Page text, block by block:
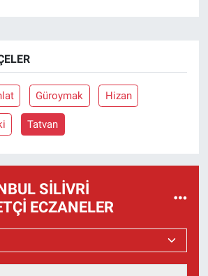
Güroymak Hizan
Tatvan
SILIVRI
ECZANELER